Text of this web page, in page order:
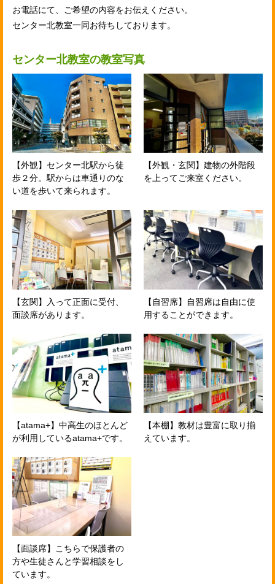
お電話にて、ご希望の内容をお伝えください。
センター北教室一同お待ちしております。
センター北教室の教室写真
【外観】センター北駅から徒
歩２分。駅からは車通りのな
い道を歩いて来られます。
【外観・玄関】建物の外階段
を上ってご来室ください。
【玄関】入って正面に受付、
面談席があります。
【自習席】自習席は自由に使
用することができます。
【atama+】中高生のほとんど
が利用しているatama+です。
【本棚】教材は豊富に取り揃
えています。
【面談席】こちらで保護者の
方や生徒さんと学習相談をし
ています。